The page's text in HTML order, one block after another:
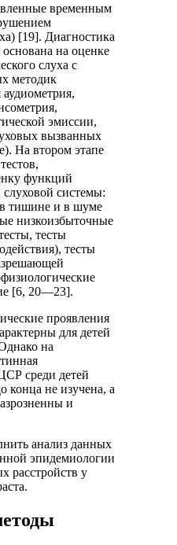
временным
[19]. Диагностика
на оценке
слуха с
методик
аудиометрия,
эмиссии,
вызванных
На втором этапе
функций
системы:
в тишине и в шуме
низкоизбыточные
тесты
тесты
[6, 20—23].
проявления
для детей
на
среди детей
конца не изучена, а
и
анализ данных
эпидемиологии
расстройств у